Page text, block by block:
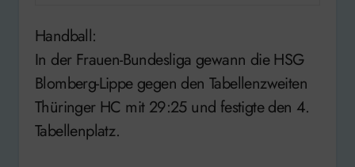
Handball:
In der Frauen-Bundesliga gewann die HSG
Blomberg-Lippe gegen den Tabellenzweiten
Thüringer HC mit 29:25 und festigte den 4.
Tabellenplatz.